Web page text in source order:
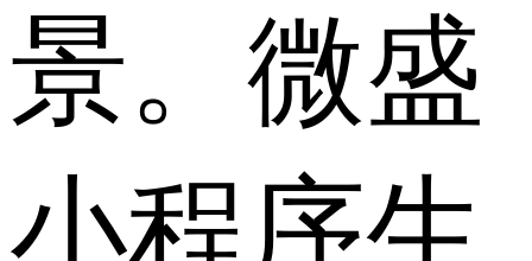
景。微盛
小程序生